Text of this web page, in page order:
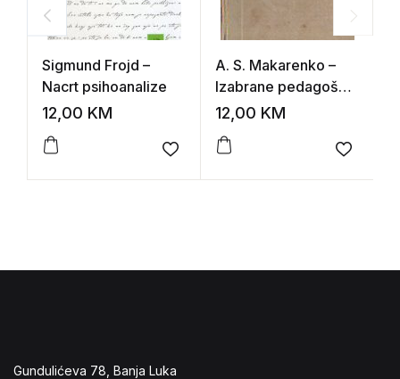
Sigmund Frojd –
Nacrt psihoanalize
12,00 KM
Add to wishlist
A. S. Makarenko –
Izabrane pedagoške
rasprave
12,00 KM
Add to
Gundulićeva 78, Banja Luka